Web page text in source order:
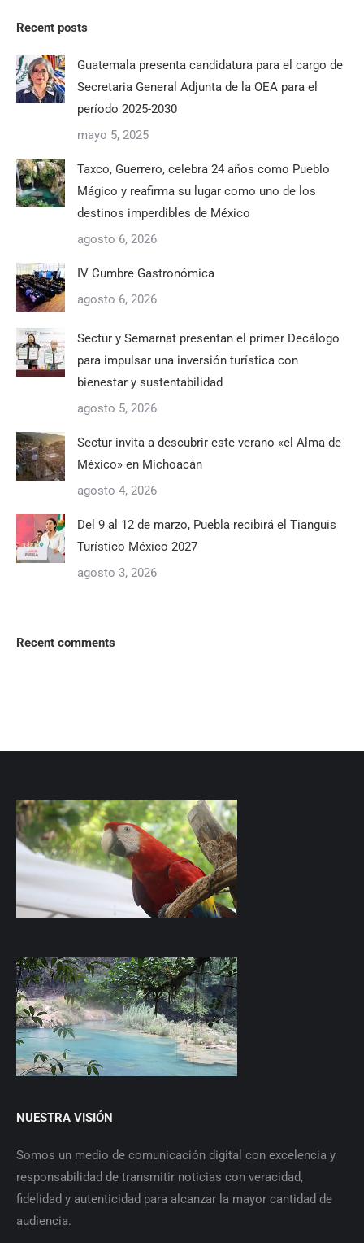
Recent posts
Guatemala presenta candidatura para el cargo de
Secretaria General Adjunta de la OEA para el
período 2025-2030
mayo 5, 2025
Taxco, Guerrero, celebra 24 años como Pueblo
Mágico y reafirma su lugar como uno de los
destinos imperdibles de México
agosto 6, 2026
IV Cumbre Gastronómica
agosto 6, 2026
Sectur y Semarnat presentan el primer Decálogo
para impulsar una inversión turística con
bienestar y sustentabilidad
agosto 5, 2026
Sectur invita a descubrir este verano «el Alma de
México» en Michoacán
agosto 4, 2026
Del 9 al 12 de marzo, Puebla recibirá el Tianguis
Turístico México 2027
agosto 3, 2026
Recent comments
NUESTRA VISIÓN
Somos un medio de comunicación digital con excelencia y
responsabilidad de transmitir noticias con veracidad,
fidelidad y autenticidad para alcanzar la mayor cantidad de
audiencia.